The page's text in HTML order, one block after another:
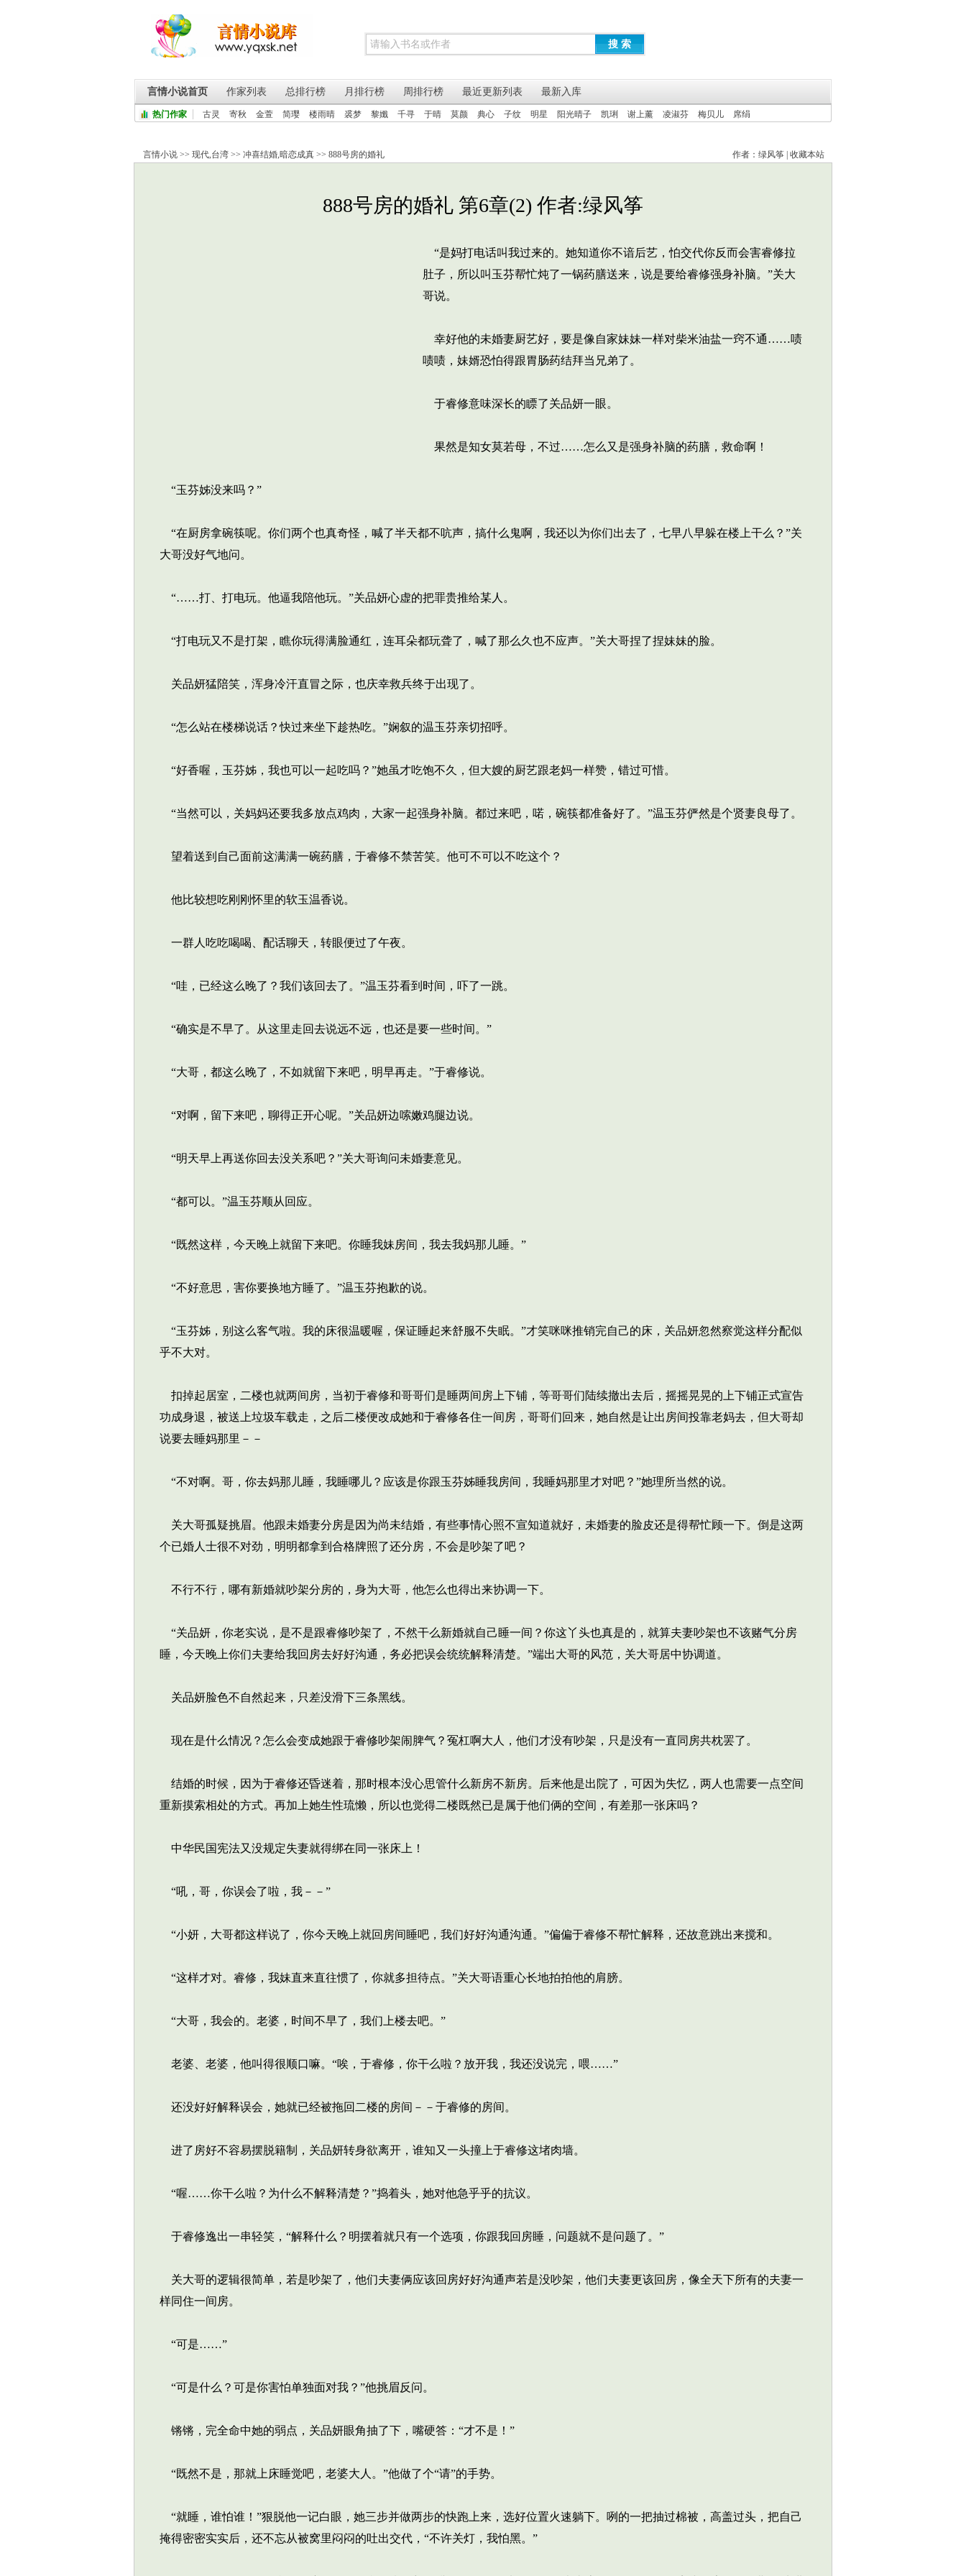
搜 索
言情小说首页 作家列表 总排行榜 月排行榜 周排行榜 最近更新列表 最新入库
热门作家 古灵 寄秋 金萱 简璎 楼雨晴 裘梦 黎孅 千寻 于晴 莫颜 典心 子纹 明星 阳光晴子 凯琍 谢上薰 凌淑芬 梅贝儿 席绢
言情小说 >> 现代,台湾 >> 冲喜结婚,暗恋成真 >> 888号房的婚礼 作者： 绿风筝 收藏本站
888号房的婚礼 第6章(2) 作者:绿风筝
“是妈打电话叫我过来的。她知道你不谙后艺，怕交代你反而会害睿修拉
肚子，所以叫玉芬帮忙炖了一锅药膳送来，说是要给睿修强身补脑。”关大
哥说。
幸好他的未婚妻厨艺好，要是像自家妹妹一样对柴米油盐一窍不通……啧
啧啧，妹婿恐怕得跟胃肠药结拜当兄弟了。
于睿修意味深长的瞟了关品妍一眼。
果然是知女莫若母，不过……怎么又是强身补脑的药膳，救命啊！
“玉芬姊没来吗？”
“在厨房拿碗筷呢。你们两个也真奇怪，喊了半天都不吭声，搞什么鬼啊，我还以为你们出去了，七早八早躲在楼上干么？”关
大哥没好气地问。
“……打、打电玩。他逼我陪他玩。”关品妍心虚的把罪贵推给某人。
“打电玩又不是打架，瞧你玩得满脸通红，连耳朵都玩聋了，喊了那么久也不应声。”关大哥捏了捏妹妹的脸。
关品妍猛陪笑，浑身冷汗直冒之际，也庆幸救兵终于出现了。
“怎么站在楼梯说话？快过来坐下趁热吃。”娴叙的温玉芬亲切招呼。
“好香喔，玉芬姊，我也可以一起吃吗？”她虽才吃饱不久，但大嫂的厨艺跟老妈一样赞，错过可惜。
“当然可以，关妈妈还要我多放点鸡肉，大家一起强身补脑。都过来吧，喏，碗筷都准备好了。”温玉芬俨然是个贤妻良母了。
望着送到自己面前这满满一碗药膳，于睿修不禁苦笑。他可不可以不吃这个？
他比较想吃刚刚怀里的软玉温香说。
一群人吃吃喝喝、配话聊天，转眼便过了午夜。
“哇，已经这么晚了？我们该回去了。”温玉芬看到时间，吓了一跳。
“确实是不早了。从这里走回去说远不远，也还是要一些时间。”
“大哥，都这么晚了，不如就留下来吧，明早再走。”于睿修说。
“对啊，留下来吧，聊得正开心呢。”关品妍边嗦嫩鸡腿边说。
“明天早上再送你回去没关系吧？”关大哥询问未婚妻意见。
“都可以。”温玉芬顺从回应。
“既然这样，今天晚上就留下来吧。你睡我妹房间，我去我妈那儿睡。”
“不好意思，害你要换地方睡了。”温玉芬抱歉的说。
“玉芬姊，别这么客气啦。我的床很温暖喔，保证睡起来舒服不失眠。”才笑咪咪推销完自己的床，关品妍忽然察觉这样分配似
乎不大对。
扣掉起居室，二楼也就两间房，当初于睿修和哥哥们是睡两间房上下铺，等哥哥们陆续撤出去后，摇摇晃晃的上下铺正式宣告
功成身退，被送上垃圾车载走，之后二楼便改成她和于睿修各住一间房，哥哥们回来，她自然是让出房间投靠老妈去，但大哥却
说要去睡妈那里－－
“不对啊。哥，你去妈那儿睡，我睡哪儿？应该是你跟玉芬姊睡我房间，我睡妈那里才对吧？”她理所当然的说。
关大哥孤疑挑眉。他跟未婚妻分房是因为尚未结婚，有些事情心照不宣知道就好，未婚妻的脸皮还是得帮忙顾一下。倒是这两
个已婚人士很不对劲，明明都拿到合格牌照了还分房，不会是吵架了吧？
不行不行，哪有新婚就吵架分房的，身为大哥，他怎么也得出来协调一下。
“关品妍，你老实说，是不是跟睿修吵架了，不然干么新婚就自己睡一间？你这丫头也真是的，就算夫妻吵架也不该赌气分房
睡，今天晚上你们夫妻给我回房去好好沟通，务必把误会统统解释清楚。”端出大哥的风范，关大哥居中协调道。
关品妍脸色不自然起来，只差没滑下三条黑线。
现在是什么情况？怎么会变成她跟于睿修吵架闹脾气？冤杠啊大人，他们才没有吵架，只是没有一直同房共枕罢了。
结婚的时候，因为于睿修还昏迷着，那时根本没心思管什么新房不新房。后来他是出院了，可因为失忆，两人也需要一点空间
重新摸索相处的方式。再加上她生性琉懒，所以也觉得二楼既然已是属于他们俩的空间，有差那一张床吗？
中华民国宪法又没规定失妻就得绑在同一张床上！
“吼，哥，你误会了啦，我－－”
“小妍，大哥都这样说了，你今天晚上就回房间睡吧，我们好好沟通沟通。”偏偏于睿修不帮忙解释，还故意跳出来搅和。
“这样才对。睿修，我妹直来直往惯了，你就多担待点。”关大哥语重心长地拍拍他的肩膀。
“大哥，我会的。老婆，时间不早了，我们上楼去吧。”
老婆、老婆，他叫得很顺口嘛。“唉，于睿修，你干么啦？放开我，我还没说完，喂……”
还没好好解释误会，她就已经被拖回二楼的房间－－于睿修的房间。
进了房好不容易摆脱籍制，关品妍转身欲离开，谁知又一头撞上于睿修这堵肉墙。
“喔……你干么啦？为什么不解释清楚？”捣着头，她对他急乎乎的抗议。
于睿修逸出一串轻笑，“解释什么？明摆着就只有一个选项，你跟我回房睡，问题就不是问题了。”
关大哥的逻辑很简单，若是吵架了，他们夫妻俩应该回房好好沟通声若是没吵架，他们夫妻更该回房，像全天下所有的夫妻一
样同住一间房。
“可是……”
“可是什么？可是你害怕单独面对我？”他挑眉反问。
锵锵，完全命中她的弱点，关品妍眼角抽了下，嘴硬答：“才不是！”
“既然不是，那就上床睡觉吧，老婆大人。”他做了个“请”的手势。
“就睡，谁怕谁！”狠脱他一记白眼，她三步并做两步的快跑上来，选好位置火速躺下。咧的一把抽过棉被，高盖过头，把自己
掩得密密实实后，还不忘从被窝里闷闷的吐出交代，“不许关灯，我怕黑。”